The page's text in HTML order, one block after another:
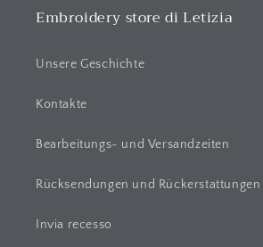
Embroidery store di Letizia
Unsere Geschichte
Kontakte
Bearbeitungs- und Versandzeiten
Rücksendungen und Rückerstattungen
Invia recesso